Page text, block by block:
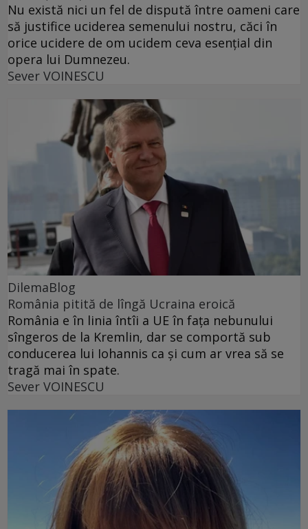
Nu există nici un fel de dispută între oameni care
să justifice uciderea semenului nostru, căci în
orice ucidere de om ucidem ceva esențial din
opera lui Dumnezeu.
Sever VOINESCU
DilemaBlog
România pitită de lîngă Ucraina eroică
România e în linia întîi a UE în fața nebunului
sîngeros de la Kremlin, dar se comportă sub
conducerea lui Iohannis ca și cum ar vrea să se
tragă mai în spate.
Sever VOINESCU